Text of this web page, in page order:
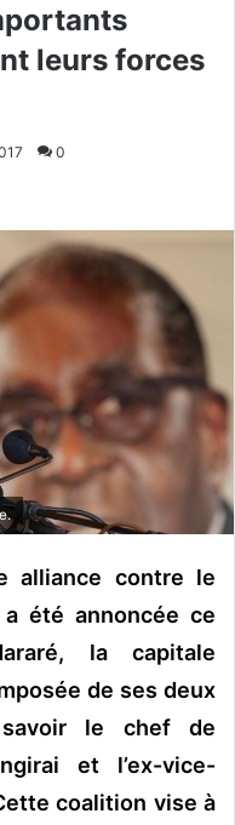
leurs forces
0
alliance contre le
été annoncée ce
la capitale
de ses deux
savoir le chef de
et l’ex-vice-
coalition vise à